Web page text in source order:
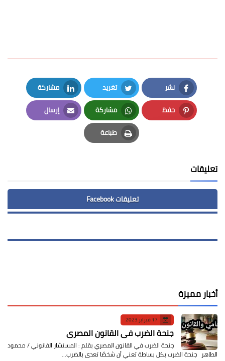
نشر
Facebook
تغريد
Twitter
مشاركة
LinkedIn
حفظ
Pinterest
مشاركة
Whatsapp
إرسال
Email
طباعة
Print
تعليقات
تعليقات Facebook
أخبار مميزة
17 فبراير 2023
جنحة الضرب في القانون المصري
جنحة الضرب في القانون المصري بقلم : المستشار القانوني / محمود
الطاهر جنحة الضرب بكل بساطة تعني أن شخصًا تعدى بالضرب…